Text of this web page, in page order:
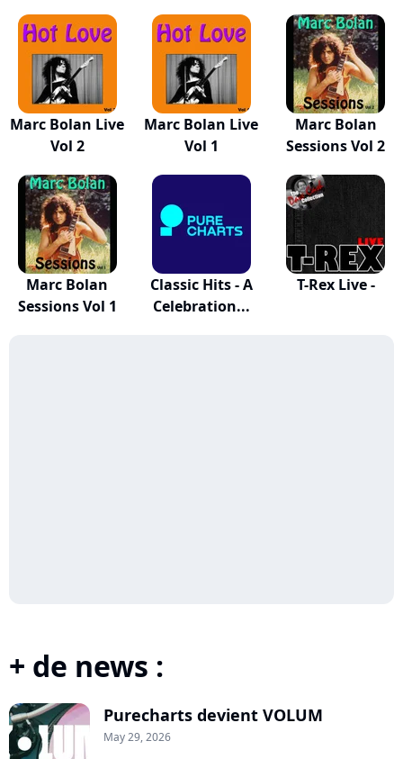
Marc Bolan Live
Vol 2
Marc Bolan Live
Vol 1
Marc Bolan
Sessions Vol 2
Marc Bolan
Sessions Vol 1
Classic Hits - A
Celebration...
T-Rex Live -
+ de news :
Purecharts devient VOLUM
May 29, 2026